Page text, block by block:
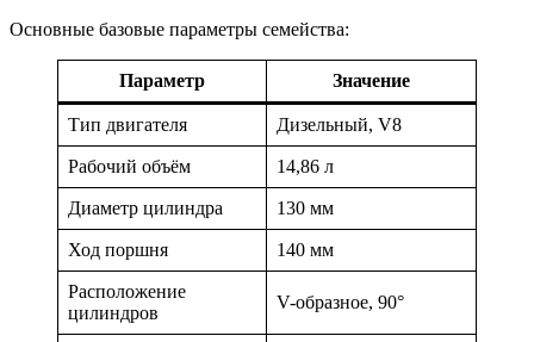
Основные базовые параметры семейства:
Параметр Значение
Тип двигателя Дизельный, V8
Рабочий объём 14,86 л
Диаметр цилиндра 130 мм
Ход поршня 140 мм
Расположение
цилиндров
V-образное, 90°